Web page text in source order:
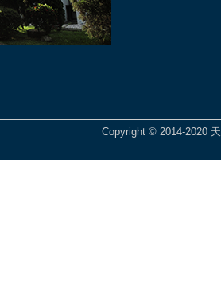
Copyright © 2014-2020